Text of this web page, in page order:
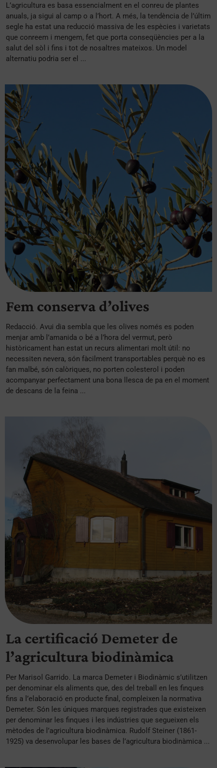
L’agricultura es basa essencialment en el conreu de plantes
anuals, ja sigui al camp o a l’hort. A més, la tendència de l’últim
segle ha estat una reducció massiva de les espècies i varietats
que conreem i mengem, fet que porta conseqüències per a la
salut del sòl i fins i tot de nosaltres mateixos. Un model
alternatiu podria ser el ...
Fem conserva d’olives
Redacció. Avui dia sembla que les olives només es poden
menjar amb l’amanida o bé a l’hora del vermut, però
històricament han estat un recurs alimentari molt útil: no
necessiten nevera, són fàcilment transportables perquè no es
fan malbé, són calòriques, no porten colesterol i poden
acompanyar perfectament una bona llesca de pa en el moment
de descans de la feina ...
La certificació Demeter de
l’agricultura biodinàmica
Per Marisol Garrido. La marca Demeter i Biodinàmic s’utilitzen
per denominar els aliments que, des del treball en les finques
fins a l’elaboració en producte final, compleixen la normativa
Demeter. Són les úniques marques registrades que existeixen
per denominar les finques i les indústries que segueixen els
mètodes de l’agricultura biodinàmica. Rudolf Steiner (1861-
1925) va desenvolupar les bases de l’agricultura biodinàmica ...